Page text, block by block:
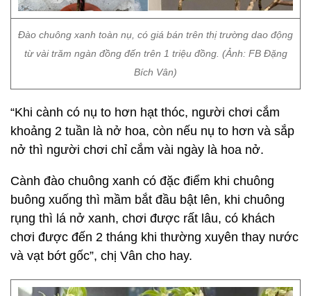
Đào chuông xanh toàn nụ, có giá bán trên thị trường dao động
từ vài trăm ngàn đồng đến trên 1 triệu đồng. (Ảnh: FB Đặng
Bích Vân)
“Khi cành có nụ to hơn hạt thóc, người chơi cắm
khoảng 2 tuần là nở hoa, còn nếu nụ to hơn và sắp
nở thì người chơi chỉ cắm vài ngày là hoa nở.
Cành đào chuông xanh có đặc điểm khi chuông
buông xuống thì mầm bắt đầu bật lên, khi chuông
rụng thì lá nở xanh, chơi được rất lâu, có khách
chơi được đến 2 tháng khi thường xuyên thay nước
và vạt bớt gốc”, chị Vân cho hay.